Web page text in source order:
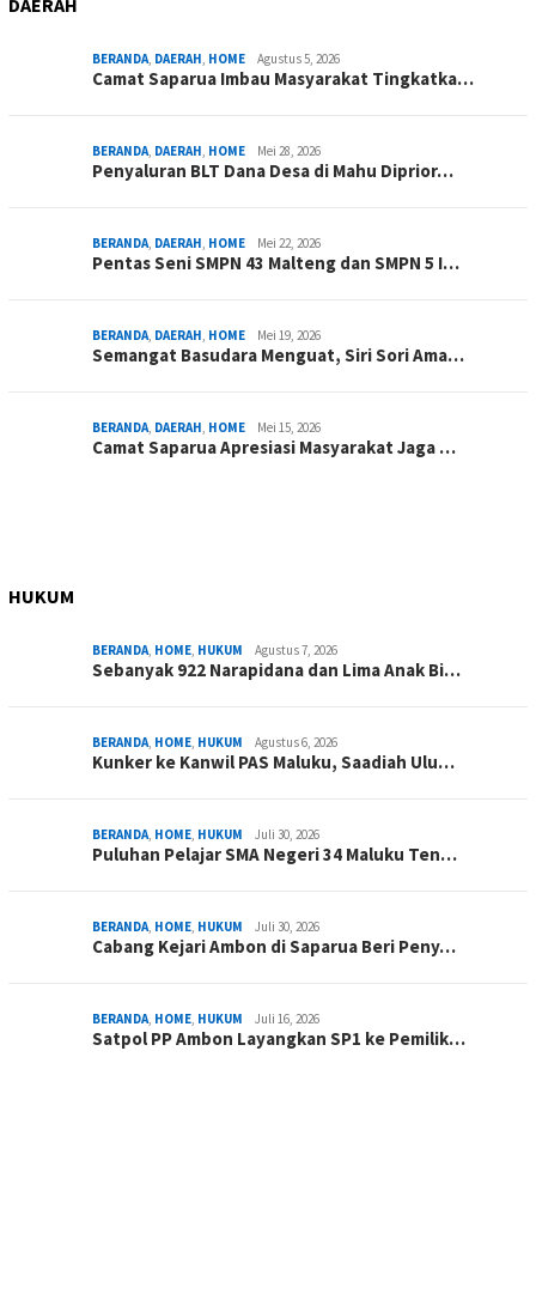
DAERAH
BERANDA, DAERAH, HOME Agustus 5, 2026
Camat Saparua Imbau Masyarakat Tingkatka…
BERANDA, DAERAH, HOME Mei 28, 2026
Penyaluran BLT Dana Desa di Mahu Diprior…
BERANDA, DAERAH, HOME Mei 22, 2026
Pentas Seni SMPN 43 Malteng dan SMPN 5 I…
BERANDA, DAERAH, HOME Mei 19, 2026
Semangat Basudara Menguat, Siri Sori Ama…
BERANDA, DAERAH, HOME Mei 15, 2026
Camat Saparua Apresiasi Masyarakat Jaga …
HUKUM
BERANDA, HOME, HUKUM Agustus 7, 2026
Sebanyak 922 Narapidana dan Lima Anak Bi…
BERANDA, HOME, HUKUM Agustus 6, 2026
Kunker ke Kanwil PAS Maluku, Saadiah Ulu…
BERANDA, HOME, HUKUM Juli 30, 2026
Puluhan Pelajar SMA Negeri 34 Maluku Ten…
BERANDA, HOME, HUKUM Juli 30, 2026
Cabang Kejari Ambon di Saparua Beri Peny…
BERANDA, HOME, HUKUM Juli 16, 2026
Satpol PP Ambon Layangkan SP1 ke Pemilik…